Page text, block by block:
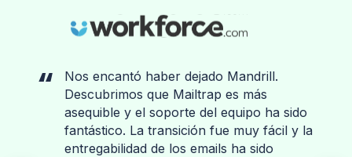
Nos encantó haber dejado Mandrill.
Descubrimos que Mailtrap es más
asequible y el soporte del equipo ha sido
fantástico. La transición fue muy fácil y la
entregabilidad de los emails ha sido